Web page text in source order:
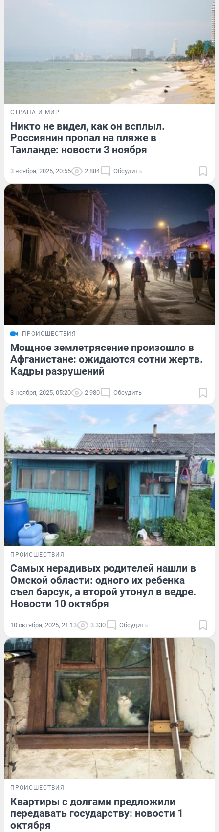
СТРАНА И МИР
Никто не видел, как он всплыл.
Россиянин пропал на пляже в
Таиланде: новости 3 ноября
3 ноября, 2025, 20:55 2 884 Обсудить
ПРОИСШЕСТВИЯ
Мощное землетрясение произошло в
Афганистане: ожидаются сотни жертв.
Кадры разрушений
3 ноября, 2025, 05:20 2 980 Обсудить
ПРОИСШЕСТВИЯ
Самых нерадивых родителей нашли в
Омской области: одного их ребенка
съел барсук, а второй утонул в ведре.
Новости 10 октября
10 октября, 2025, 21:13 3 330 Обсудить
ПРОИСШЕСТВИЯ
Квартиры с долгами предложили
передавать государству: новости 1
октября